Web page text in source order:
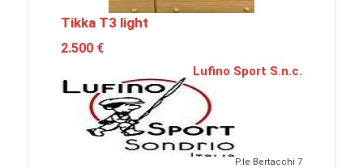
Tikka T3 light
2.500 €
Lufino Sport S.n.c.
P.le Bertacchi 7